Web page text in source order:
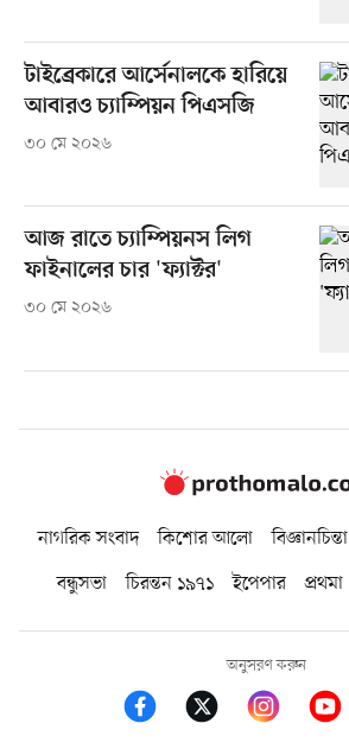
টাইব্রেকারে আর্সেনালকে হারিয়ে
আবারও চ্যাম্পিয়ন পিএসজি
৩০ মে ২০২৬
আজ রাতে চ্যাম্পিয়নস লিগ
ফাইনালের চার 'ফ্যাক্টর'
৩০ মে ২০২৬
নাগরিক সংবাদ কিশোর আলো বিজ্ঞানচিন্তা
বন্ধুসভা
চিরন্তন ১৯৭১ ইপেপার প্রথমা
অনুসরণ করুন